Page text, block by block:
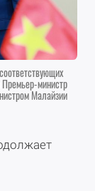
министр
Малайзии